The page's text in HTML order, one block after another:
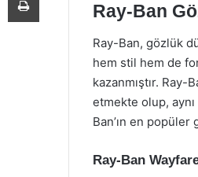
Ray-Ban
Ray-Ban, gözlük
hem stil hem de
kazanmıştır.
etmekte olup,
Ban’ın en
Ray-Ban